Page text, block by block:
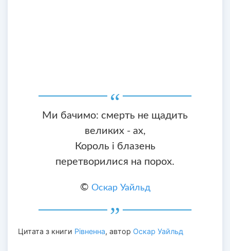
Ми бачимо: смерть не щадить
великих - ах,
Король і блазень
перетворилися на порох.
© Оскар Уайльд
Цитата з книги Рівненна, автор Оскар Уайльд